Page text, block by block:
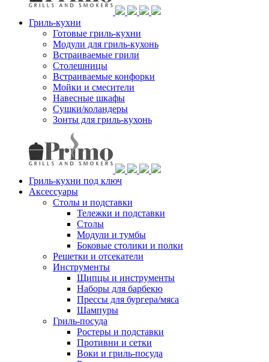
Гриль-кухни
Готовые гриль-кухни
Модули для гриль-кухонь
Встраиваемые грили
Столешницы
Встраиваемые конфорки
Мойки и смесители
Навесные шкафы
Сушки/коландеры
Зонты для гриль-кухонь
Гриль-кухни под ключ
Аксессуары
Столы и подставки
Тележки и подставки
Столы
Модули и тумбы
Боковые столики и полки
Решетки и отсекатели
Инструменты
Щипцы и инструменты
Наборы для барбекю
Прессы для бургера/мяса
Шампуры
Гриль-посуда
Ростеры и подставки
Противни и сетки
Воки и гриль-посуда